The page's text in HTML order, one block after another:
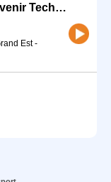
REJOINS NOTRE ÉCOLE pour devenir Technicien-ne Atelier (H/F) - Alternance
Est-